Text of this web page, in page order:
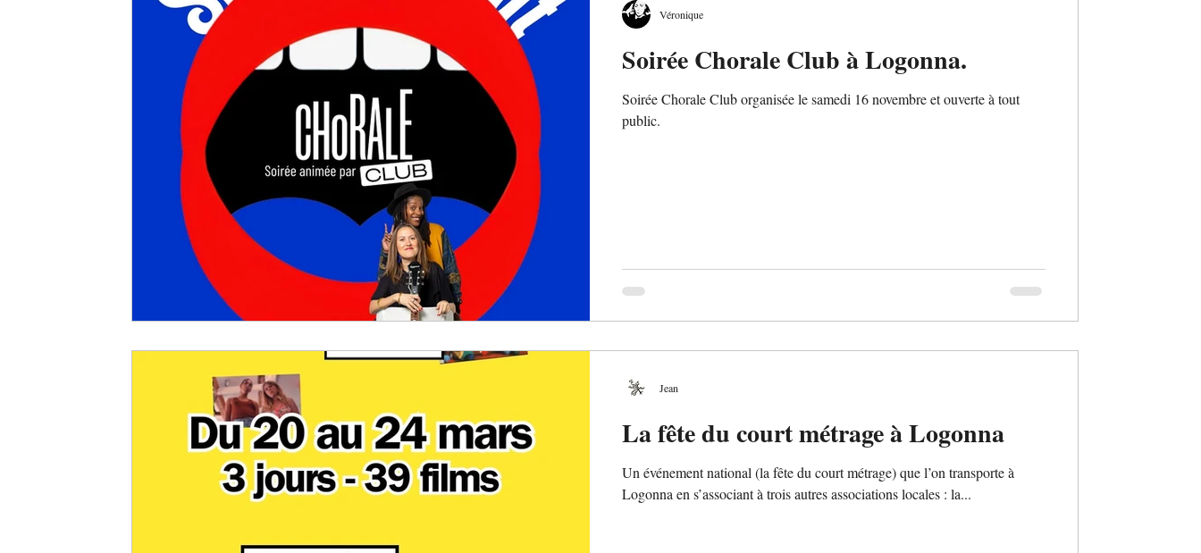
Soirée Chorale Club à Logonna.
Soirée Chorale Club organisée le samedi 16 novembre et ouverte à tout
public.
Véronique
La fête du court métrage à Logonna
Un événement national (la fête du court métrage) que l’on transporte à
Logonna en s’associant à trois autres associations locales : la...
Jean